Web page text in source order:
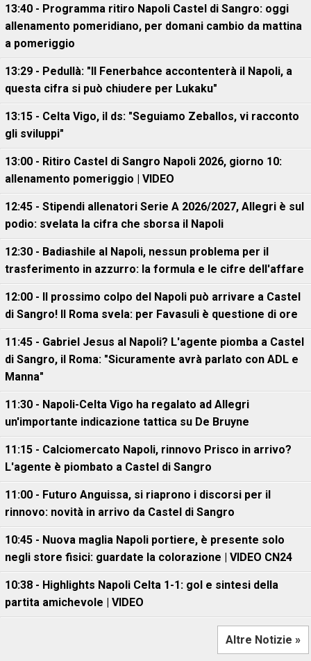
13:40 - Programma ritiro Napoli Castel di Sangro: oggi
allenamento pomeridiano, per domani cambio da mattina
a pomeriggio
13:29 - Pedullà: "Il Fenerbahce accontenterà il Napoli, a
questa cifra si può chiudere per Lukaku"
13:15 - Celta Vigo, il ds: "Seguiamo Zeballos, vi racconto
gli sviluppi"
13:00 - Ritiro Castel di Sangro Napoli 2026, giorno 10:
allenamento pomeriggio | VIDEO
12:45 - Stipendi allenatori Serie A 2026/2027, Allegri è sul
podio: svelata la cifra che sborsa il Napoli
12:30 - Badiashile al Napoli, nessun problema per il
trasferimento in azzurro: la formula e le cifre dell'affare
12:00 - Il prossimo colpo del Napoli può arrivare a Castel
di Sangro! Il Roma svela: per Favasuli è questione di ore
11:45 - Gabriel Jesus al Napoli? L'agente piomba a Castel
di Sangro, il Roma: "Sicuramente avrà parlato con ADL e
Manna"
11:30 - Napoli-Celta Vigo ha regalato ad Allegri
un'importante indicazione tattica su De Bruyne
11:15 - Calciomercato Napoli, rinnovo Prisco in arrivo?
L'agente è piombato a Castel di Sangro
11:00 - Futuro Anguissa, si riaprono i discorsi per il
rinnovo: novità in arrivo da Castel di Sangro
10:45 - Nuova maglia Napoli portiere, è presente solo
negli store fisici: guardate la colorazione | VIDEO CN24
10:38 - Highlights Napoli Celta 1-1: gol e sintesi della
partita amichevole | VIDEO
Altre Notizie »